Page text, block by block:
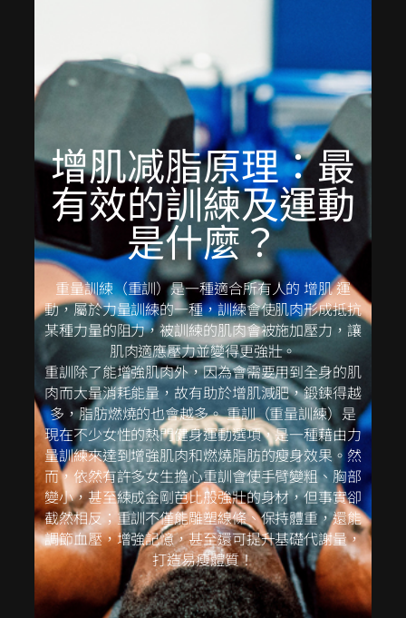
增肌减脂原理：最
有效的訓練及運動
是什麼？
重量訓練（重訓）是一種適合所有人的 增肌 運
動，屬於力量訓練的一種，訓練會使肌肉形成抵抗
某種力量的阻力，被訓練的肌肉會被施加壓力，讓
肌肉適應壓力並變得更強壯。
重訓除了能增強肌肉外，因為會需要用到全身的肌
肉而大量消耗能量，故有助於增肌減肥，鍛鍊得越
多，脂肪燃燒的也會越多。 重訓（重量訓練）是
現在不少女性的熱門健身運動選項，是一種藉由力
量訓練來達到增強肌肉和燃燒脂肪的瘦身效果。然
而，依然有許多女生擔心重訓會使手臂變粗、胸部
變小，甚至練成金剛芭比般強壯的身材，但事實卻
截然相反；重訓不僅能雕塑線條、保持體重，還能
調節血壓，增強記憶，甚至還可提升基礎代謝量，
打造易瘦體質！